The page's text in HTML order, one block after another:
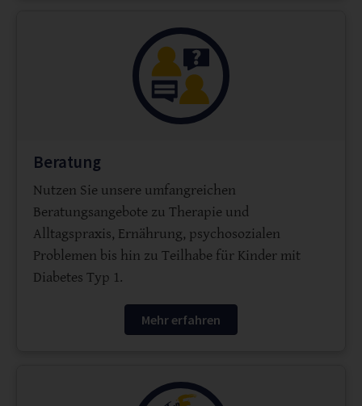
Beratung
Nutzen Sie unsere umfangreichen
Beratungsangebote zu Therapie und
Alltagspraxis, Ernährung, psychosozialen
Problemen bis hin zu Teilhabe für Kinder mit
Diabetes Typ 1.
Mehr erfahren